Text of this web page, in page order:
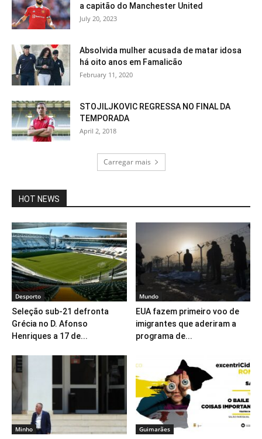
a capitão do Manchester United
July 20, 2023
Absolvida mulher acusada de matar idosa
há oito anos em Famalicão
February 11, 2020
STOJILJKOVIC REGRESSA NO FINAL DA
TEMPORADA
April 2, 2018
Carregar mais
HOT NEWS
Desporto
Seleção sub-21 defronta
Grécia no D. Afonso
Henriques a 17 de...
Mundo
EUA fazem primeiro voo de
imigrantes que aderiram a
programa de...
Minho Guimarães